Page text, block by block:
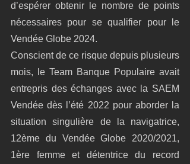
d’espérer obtenir le nombre de points
nécessaires pour se qualifier pour le
Vendée Globe 2024.
Conscient de ce risque depuis plusieurs
mois, le Team Banque Populaire avait
entrepris des échanges avec la SAEM
Vendée dès l’été 2022 pour aborder la
situation singulière de la navigatrice,
12ème du Vendée Globe 2020/2021,
1ère femme et détentrice du record